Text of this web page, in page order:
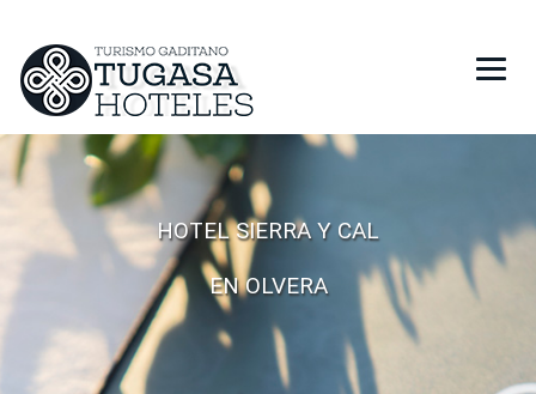
HOTELES
RESTAURANTES
PROMOCIONES
REGALA TUGASA
HOTEL SIERRA Y CAL
EN OLVERA